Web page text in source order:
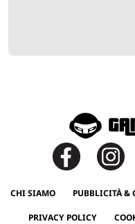
CHI SIAMO PUBBLICITÀ &
PRIVACY POLICY